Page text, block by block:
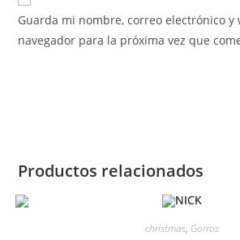
Guarda mi nombre, correo electrónico y
navegador para la próxima vez que
Productos relacionados
christmas, Gorros